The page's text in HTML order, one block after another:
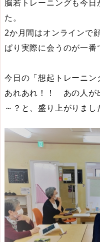
脳若トレーニングも今
た。
2か月間はオンラインで
ぱり実際に会うのが一番
今日の「想起トレーニン
あれあれ！！ あの人が
～？と、盛り上がりま